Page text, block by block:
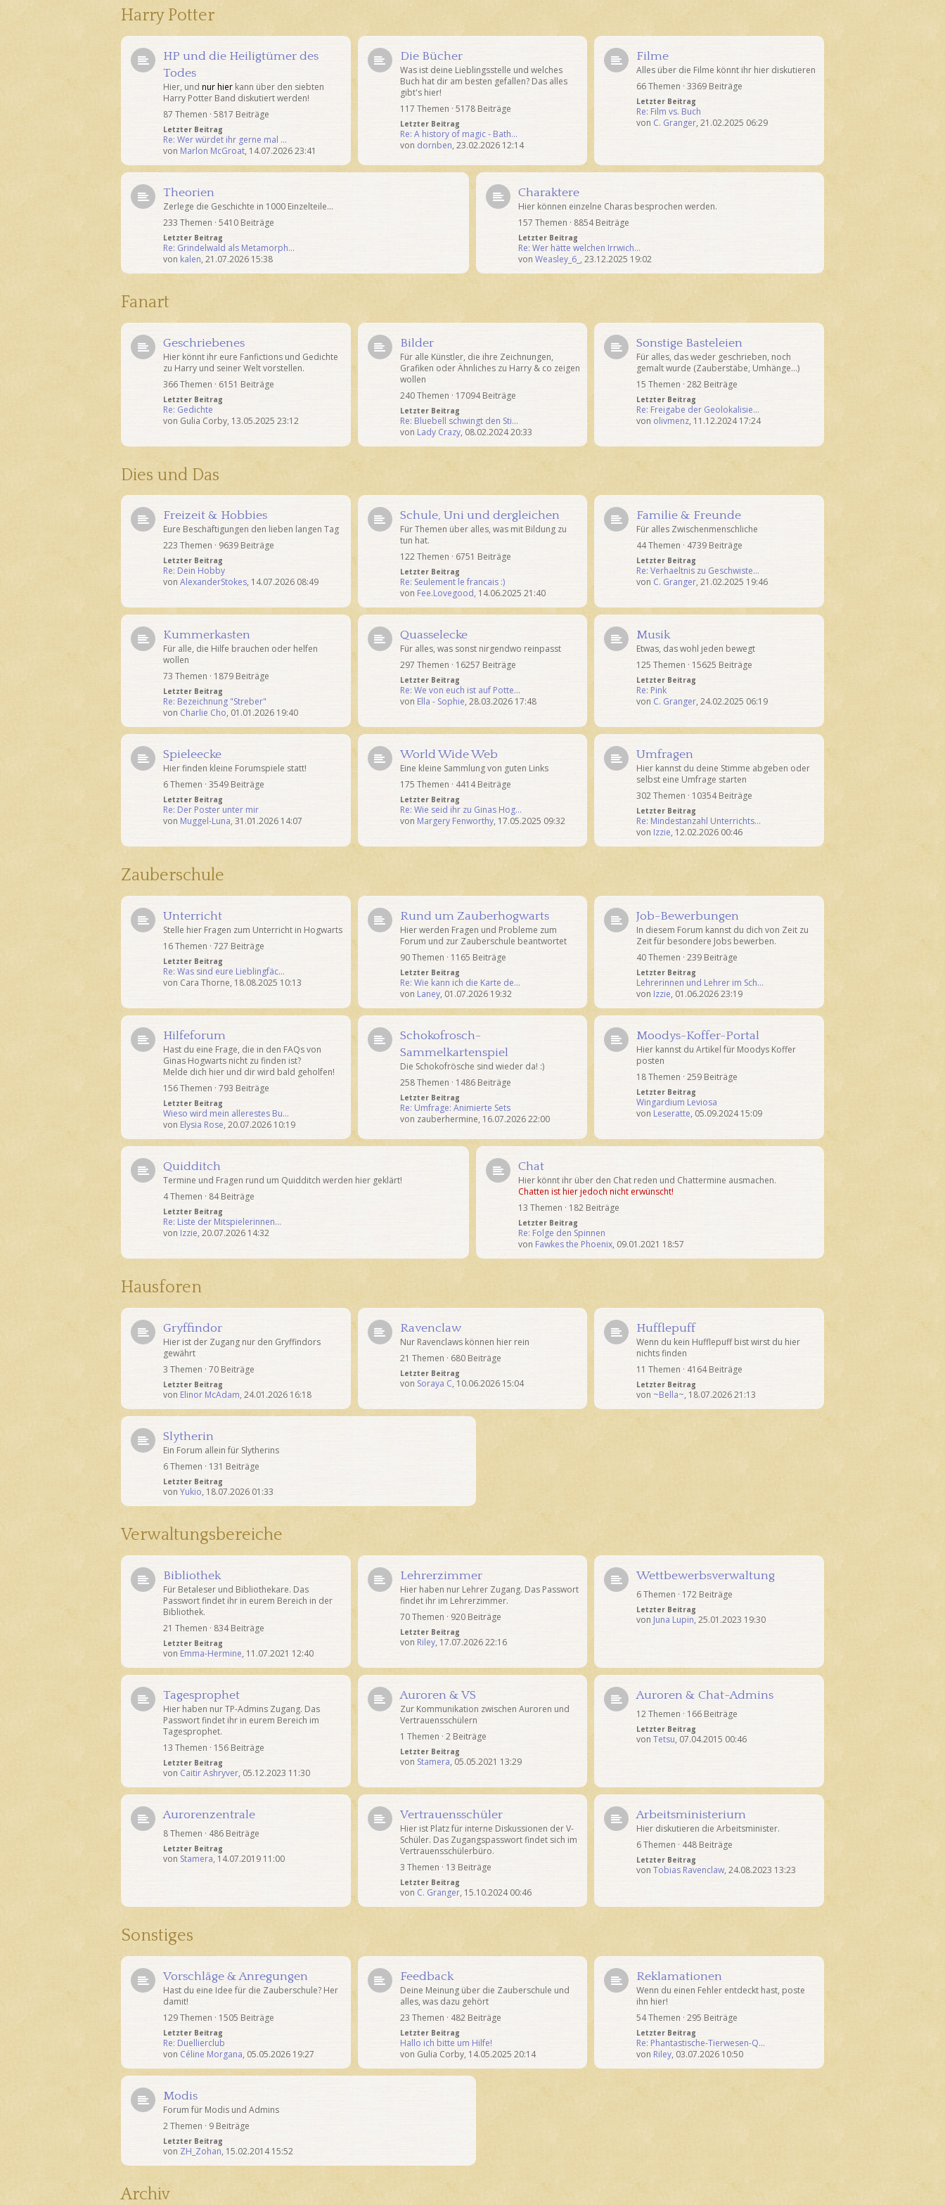
Harry Potter
HP und die Heiligtümer des
Todes
Hier, und nur hier kann über den siebten
Harry Potter Band diskutiert werden!
87 Themen · 5817 Beiträge
Letzter Beitrag
Re: Wer würdet ihr gerne mal …
von Marlon McGroat, 14.07.2026 23:41
Die Bücher
Was ist deine Lieblingsstelle und welches
Buch hat dir am besten gefallen? Das alles
gibt's hier!
117 Themen · 5178 Beiträge
Letzter Beitrag
Re: A history of magic - Bath…
von dornben, 23.02.2026 12:14
Filme
Alles über die Filme könnt ihr hier diskutieren
66 Themen · 3369 Beiträge
Letzter Beitrag
Re: Film vs. Buch
von C. Granger,21.02.2025 06:29
Theorien
Zerlege die Geschichte in 1000 Einzelteile...
233 Themen · 5410 Beiträge
Letzter Beitrag
Re: Grindelwald als Metamorph…
von kalen, 21.07.2026 15:38
Charaktere
Hier können einzelne Charas besprochen werden.
157 Themen · 8854 Beiträge
Letzter Beitrag
Re: Wer hätte welchen Irrwich…
von Weasley_6_ , 23.12.2025 19:02
Fanart
Geschriebenes
Hier könnt ihr eure Fanfictions und Gedichte
zu Harry und seiner Welt vorstellen.
366 Themen · 6151 Beiträge
Letzter Beitrag
Re: Gedichte
von Gulia Corby, 13.05.2025 23:12
Bilder
Für alle Künstler, die ihre Zeichnungen,
Grafiken oder Ähnliches zu Harry & co zeigen
wollen
240 Themen · 17094 Beiträge
Letzter Beitrag
Re: Bluebell schwingt den Sti…
von Lady Crazy, 08.02.2024 20:33
Sonstige Basteleien
Für alles, das weder geschrieben, noch
gemalt wurde (Zauberstäbe, Umhänge...)
15 Themen · 282 Beiträge
Letzter Beitrag
Re: Freigabe der Geolokalisie…
von olivmenz, 11.12.2024 17:24
Dies und Das
Freizeit & Hobbies
Eure Beschäftigungen den lieben langen Tag
223 Themen · 9639 Beiträge
Letzter Beitrag
Re: Dein Hobby
von AlexanderStokes, 14.07.2026 08:49
Schule, Uni und dergleichen
Für Themen über alles, was mit Bildung zu
tun hat.
122 Themen · 6751 Beiträge
Letzter Beitrag
Re: Seulement le francais :)
von Fee.Lovegood, 14.06.2025 21:40
Familie & Freunde
Für alles Zwischenmenschliche
44 Themen · 4739 Beiträge
Letzter Beitrag
Re: Verhaeltnis zu Geschwiste…
von C. Granger,21.02.2025 19:46
Kummerkasten
Für alle, die Hilfe brauchen oder helfen
wollen
73 Themen · 1879 Beiträge
Letzter Beitrag
Re: Bezeichnung "Streber"
von Charlie Cho, 01.01.2026 19:40
Quasselecke
Für alles, was sonst nirgendwo reinpasst
297 Themen · 16257 Beiträge
Letzter Beitrag
Re: We von euch ist auf Potte…
von Ella - Sophie, 28.03.2026 17:48
Musik
Etwas, das wohl jeden bewegt
125 Themen · 15625 Beiträge
Letzter Beitrag
Re: Pink
von C. Granger,24.02.2025 06:19
Spieleecke
Hier finden kleine Forumspiele statt!
6 Themen · 3549 Beiträge
Letzter Beitrag
Re: Der Poster unter mir
von Muggel-Luna, 31.01.2026 14:07
World Wide Web
Eine kleine Sammlung von guten Links
175 Themen · 4414 Beiträge
Letzter Beitrag
Re: Wie seid ihr zu Ginas Hog…
von Margery Fenworthy, 17.05.2025 09:32
Umfragen
Hier kannst du deine Stimme abgeben oder
selbst eine Umfrage starten
302 Themen · 10354 Beiträge
Letzter Beitrag
Re: Mindestanzahl Unterrichts…
von Izzie, 12.02.2026 00:46
Zauberschule
Unterricht
Stelle hier Fragen zum Unterricht in Hogwarts
16 Themen · 727 Beiträge
Letzter Beitrag
Re: Was sind eure Lieblingfäc…
von Cara Thorne, 18.08.2025 10:13
Rund um Zauberhogwarts
Hier werden Fragen und Probleme zum
Forum und zur Zauberschule beantwortet
90 Themen · 1165 Beiträge
Letzter Beitrag
Re: Wie kann ich die Karte de…
von Laney, 01.07.2026 19:32
Job-Bewerbungen
In diesem Forum kannst du dich von Zeit zu
Zeit für besondere Jobs bewerben.
40 Themen · 239 Beiträge
Letzter Beitrag
Lehrerinnen und Lehrer im Sch…
von Izzie, 01.06.2026 23:19
Hilfeforum
Hast du eine Frage, die in den FAQs von
Ginas Hogwarts nicht zu finden ist?
Melde dich hier und dir wird bald geholfen!
156 Themen · 793 Beiträge
Letzter Beitrag
Wieso wird mein allerestes Bu…
von Elysia Rose, 20.07.2026 10:19
Schokofrosch-
Sammelkartenspiel
Die Schokofrösche sind wieder da! :)
258 Themen · 1486 Beiträge
Letzter Beitrag
Re: Umfrage: Animierte Sets
von zauberhermine, 16.07.2026 22:00
Moodys-Koffer-Portal
Hier kannst du Artikel für Moodys Koffer
posten
18 Themen · 259 Beiträge
Letzter Beitrag
Wingardium Leviosa
von Leseratte, 05.09.2024 15:09
Quidditch
Termine und Fragen rund um Quidditch werden hier geklärt!
4 Themen · 84 Beiträge
Letzter Beitrag
Re: Liste der Mitspielerinnen…
von Izzie, 20.07.2026 14:32
Chat
Hier könnt ihr über den Chat reden und Chattermine ausmachen.
Chatten ist hier jedoch nicht erwünscht!
13 Themen · 182 Beiträge
Letzter Beitrag
Re: Folge den Spinnen
von Fawkes the Phoenix, 09.01.2021 18:57
Hausforen
Gryffindor
Hier ist der Zugang nur den Gryffindors
gewährt
3 Themen · 70 Beiträge
Letzter Beitrag
von Elinor McAdam, 24.01.2026 16:18
Ravenclaw
Nur Ravenclaws können hier rein
21 Themen · 680 Beiträge
Letzter Beitrag
von Soraya C, 10.06.2026 15:04
Hufflepuff
Wenn du kein Hufflepuff bist wirst du hier
nichts finden
11 Themen · 4164 Beiträge
Letzter Beitrag
von ~Bella~, 18.07.2026 21:13
Slytherin
Ein Forum allein für Slytherins
6 Themen · 131 Beiträge
Letzter Beitrag
von Yukio, 18.07.2026 01:33
Verwaltungsbereiche
Bibliothek
Für Betaleser und Bibliothekare. Das
Passwort findet ihr in eurem Bereich in der
Bibliothek.
21 Themen · 834 Beiträge
Letzter Beitrag
von Emma-Hermine, 11.07.2021 12:40
Lehrerzimmer
Hier haben nur Lehrer Zugang. Das Passwort
findet ihr im Lehrerzimmer.
70 Themen · 920 Beiträge
Letzter Beitrag
von Riley, 17.07.2026 22:16
Wettbewerbsverwaltung
6 Themen · 172 Beiträge
Letzter Beitrag
von Juna Lupin,25.01.2023 19:30
Tagesprophet
Hier haben nur TP-Admins Zugang. Das
Passwort findet ihr in eurem Bereich im
Tagesprophet.
13 Themen · 156 Beiträge
Letzter Beitrag
von Caitir Ashryver, 05.12.2023 11:30
Auroren & VS
Zur Kommunikation zwischen Auroren und
Vertrauensschülern
1 Themen · 2 Beiträge
Letzter Beitrag
von Stamera, 05.05.2021 13:29
Auroren & Chat-Admins
12 Themen · 166 Beiträge
Letzter Beitrag
vonTetsu, 07.04.2015 00:46
Aurorenzentrale
8 Themen · 486 Beiträge
Letzter Beitrag
von Stamera, 14.07.2019 11:00
Vertrauensschüler
Hier ist Platz für interne Diskussionen der V-
Schüler. Das Zugangspasswort findet sich im
Vertrauensschülerbüro.
3 Themen · 13 Beiträge
Letzter Beitrag
von C. Granger, 15.10.2024 00:46
Arbeitsministerium
Hier diskutieren die Arbeitsminister.
6 Themen · 448 Beiträge
Letzter Beitrag
vonTobias Ravenclaw,24.08.2023 13:23
Sonstiges
Vorschläge & Anregungen
Hast du eine Idee für die Zauberschule? Her
damit!
129 Themen · 1505 Beiträge
Letzter Beitrag
Re: Duellierclub
von Céline Morgana, 05.05.2026 19:27
Feedback
Deine Meinung über die Zauberschule und
alles, was dazu gehört
23 Themen · 482 Beiträge
Letzter Beitrag
Hallo ich bitte um Hilfe!
von Gulia Corby, 14.05.2025 20:14
Reklamationen
Wenn du einen Fehler entdeckt hast, poste
ihn hier!
54 Themen · 295 Beiträge
Letzter Beitrag
Re: Phantastische-Tierwesen-Q…
von Riley, 03.07.2026 10:50
Modis
Forum für Modis und Admins
2 Themen · 9 Beiträge
Letzter Beitrag
von ZH_Zohan, 15.02.2014 15:52
Archiv